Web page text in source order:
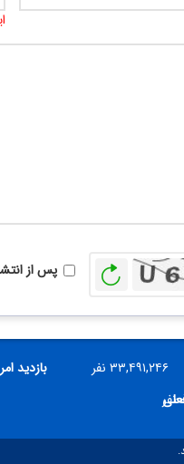
بازخوانی
پس از
۳۳,۴۹۱,۲۴۶ نفر بازدید